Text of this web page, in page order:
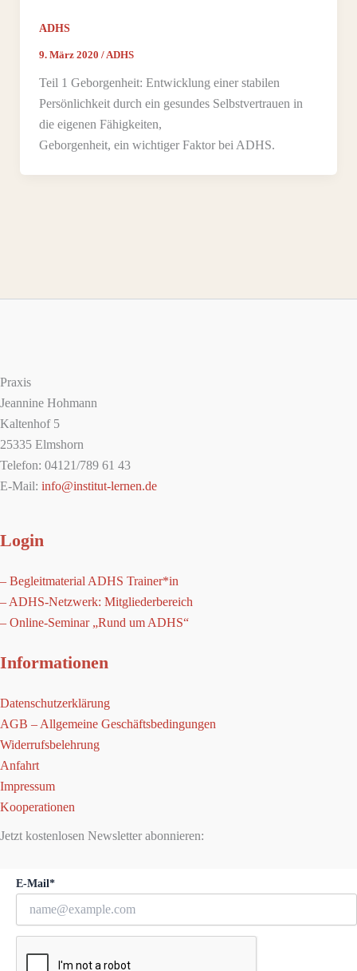
ADHS
9. März 2020 /ADHS
Teil 1 Geborgenheit: Entwicklung einer stabilen
Persönlichkeit durch ein gesundes Selbstvertrauen in
die eigenen Fähigkeiten,
Geborgenheit, ein wichtiger Faktor bei ADHS.
Praxis
Jeannine Hohmann
Kaltenhof 5
25335 Elmshorn
Telefon: 04121/789 61 43
E-Mail: info@institut-lernen.de
Login
– Begleitmaterial ADHS Trainer*in
– ADHS-Netzwerk: Mitgliederbereich
– Online-Seminar „Rund um ADHS“
Informationen
Datenschutzerklärung
AGB – Allgemeine Geschäftsbedingungen
Widerrufsbelehrung
Anfahrt
Impressum
Kooperationen
Jetzt kostenlosen Newsletter abonnieren:
E-Mail*